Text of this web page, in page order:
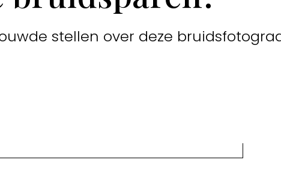
stellen over deze